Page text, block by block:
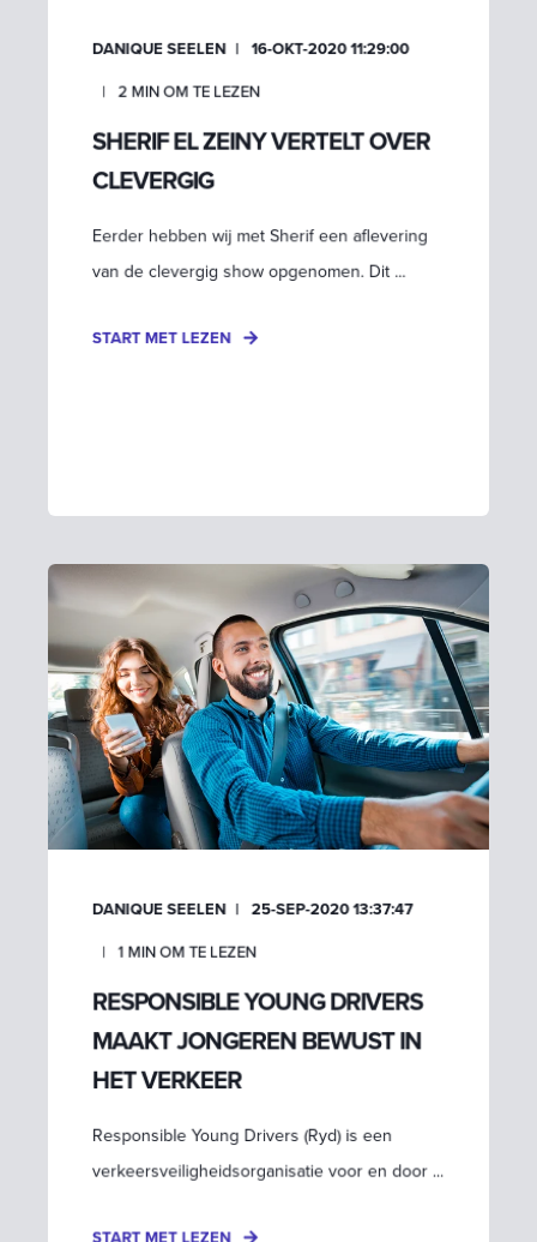
DANIQUE SEELEN
16-OKT-2020 11:29:00
2 MIN OM TE LEZEN
SHERIF EL ZEINY VERTELT OVER
CLEVERGIG
Eerder hebben wij met Sherif een aflevering
van de clevergig show opgenomen. Dit ...
START MET LEZEN
DANIQUE SEELEN
25-SEP-2020 13:37:47
1 MIN OM TE LEZEN
RESPONSIBLE YOUNG DRIVERS
MAAKT JONGEREN BEWUST IN
HET VERKEER
Responsible Young Drivers (Ryd) is een
verkeersveiligheidsorganisatie voor en door ...